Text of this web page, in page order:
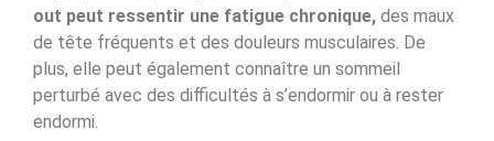
out peut ressentir une fatigue chronique, des maux
de tête fréquents et des douleurs musculaires. De
plus, elle peut également connaître un sommeil
perturbé avec des difficultés à s’endormir ou à rester
endormi.